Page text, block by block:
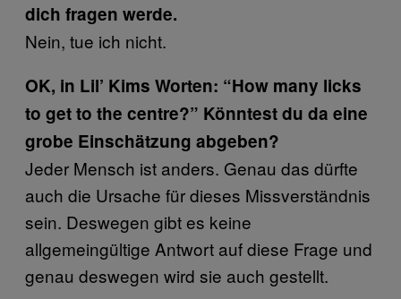
dich fragen werde.
Nein, tue ich nicht.
OK, in Lil’ Kims Worten: “How many licks
to get to the centre?” Könntest du da eine
grobe Einschätzung abgeben?
Jeder Mensch ist anders. Genau das dürfte
auch die Ursache für dieses Missverständnis
sein. Deswegen gibt es keine
allgemeingültige Antwort auf diese Frage und
genau deswegen wird sie auch gestellt.